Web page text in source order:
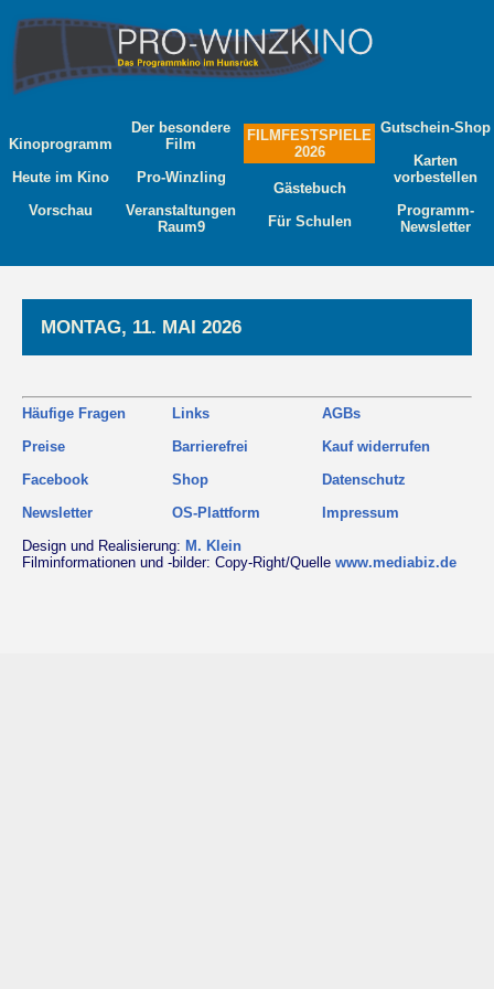
Kinoprogramm
Heute im Kino
Vorschau
Der besondere
Film
Pro-Winzling
Veranstaltungen
Raum9
FILMFESTSPIELE
2026
Gästebuch
Für Schulen
Gutschein-Shop
Karten
vorbestellen
Programm-
Newsletter
MONTAG, 11. MAI 2026
Häufige Fragen
Preise
Facebook
Newsletter
Links
Barrierefrei
Shop
OS-Plattform
AGBs
Kauf widerrufen
Datenschutz
Impressum
Design und Realisierung: M. Klein
Filminformationen und -bilder: Copy-Right/Quelle www.mediabiz.de